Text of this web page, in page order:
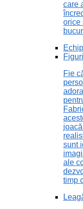
care
orice
Fie
sunt
ale
timp